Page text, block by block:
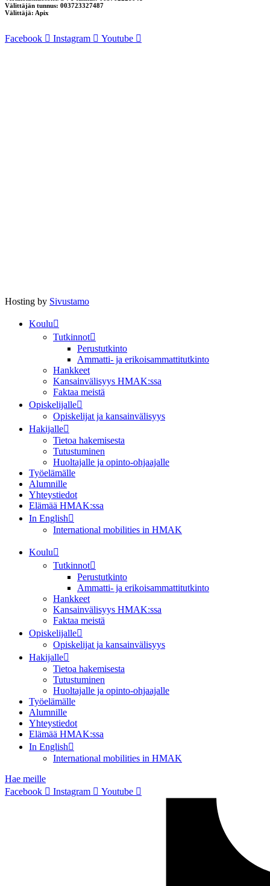
Välittäjän tunnus: 003723327487
Välittäjä: Apix
Facebook Instagram Youtube
Hosting by Sivustamo
Koulu
Tutkinnot
Perustutkinto
Ammatti- ja erikoisammattitutkinto
Hankkeet
Kansainvälisyys HMAK:ssa
Faktaa meistä
Opiskelijalle
Opiskelijat ja kansainvälisyys
Hakijalle
Tietoa hakemisesta
Tutustuminen
Huoltajalle ja opinto-ohjaajalle
Työelämälle
Alumnille
Yhteystiedot
Elämää HMAK:ssa
In English
International mobilities in HMAK
Koulu
Tutkinnot
Perustutkinto
Ammatti- ja erikoisammattitutkinto
Hankkeet
Kansainvälisyys HMAK:ssa
Faktaa meistä
Opiskelijalle
Opiskelijat ja kansainvälisyys
Hakijalle
Tietoa hakemisesta
Tutustuminen
Huoltajalle ja opinto-ohjaajalle
Työelämälle
Alumnille
Yhteystiedot
Elämää HMAK:ssa
In English
International mobilities in HMAK
Hae meille
Facebook
Instagram Youtube